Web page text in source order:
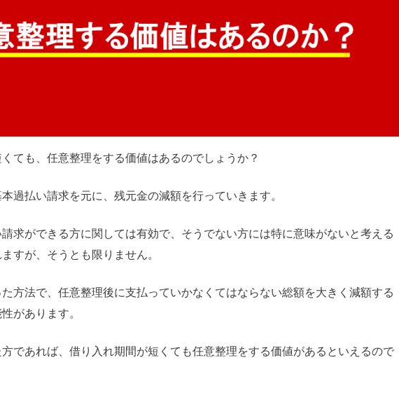
ても、任意整理をする価値はあるのでしょうか？
過払い請求を元に、残元金の減額を行っていきます。
求ができる方に関しては有効で、そうでない方には特に意味がないと考える
すが、そうとも限りません。
方法で、任意整理後に支払っていかなくてはならない総額を大きく減額する
があります。
であれば、借り入れ期間が短くても任意整理をする価値があるといえるので